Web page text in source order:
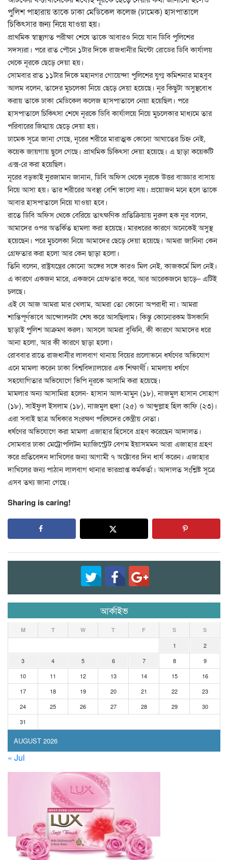
পুলিশ পাহারায় তাকে ঢাকা মেডিকেল কলেজ (ঢামেক) হাসপাতালে
চিকিৎসার জন্য নিয়ে যাওয়া হয়।
প্রাথমিক স্বাস্থ্যগত পরীক্ষা শেষে তাকে আবারও নিয়ে যান ডিবি পুলিশের
সদস্যরা। পরে রাত পৌনে ১টার দিকে রাজধানীর মিন্টো রোডের ডিবি কার্যালয়
থেকে নূরকে ছেড়ে দেয়া হয়।
সোমবার রাত ১১টার দিকে মহানগর গোয়েন্দা পুলিশের যুগ্ম কমিশনার মাহবুব
আলম বলেন, তাদের মুচলেকা নিয়ে ছেড়ে দেয়া হয়েছে। নূর কিছুটা অসুস্থবোধ
করায় তাকে ঢাকা মেডিকেল কলেজ হাসপাতালে নেয়া হয়েছিল। পরে
হাসপাতালে চিকিৎসা শেষে নূরকে ডিবি কার্যালয়ে নিয়ে মুচলেকার মাধ্যমে তার
পরিবারের জিম্মায় ছেড়ে দেয়া হয়।
ঢামেক সূত্রে জানা গেছে, নূরের শরীরে মারাত্মক কোনো আঘাতের চিহ্ন নেই,
কয়েক জায়গায় ছুলে গেছে। প্রাথমিক চিকিৎসা দেয়া হয়েছে। এ ছাড়া কয়েকটি
এক্স-রে করা হয়েছিল।
নূরের বড়ভাই নুরজামান জানান, ডিবি অফিস থেকে নূরকে উত্তর বাড্ডার বাসায়
নিয়ে আসা হয়। তার শরীরের অবস্থা বেশি ভালো নয়। প্রয়োজন মনে হলে তাকে
আবার হাসপাতালে নিয়ে যাওয়া হবে।
রাতে ডিবি অফিস থেকে বেরিয়ে তাৎক্ষণিক প্রতিক্রিয়ায় নুরুল হক নূর বলেন,
আমাদের ওপর অতর্কিত হামলা করা হয়েছে। মারধরের কারণে অনেকেই অসুস্থ
হয়েছেন। পরে মুচলেকা নিয়ে আমাদের ছেড়ে দেয়া হয়েছে। আমরা জানিনা কেন
গ্রেফতার করা হলো আর কেন ছাড়া হলো।
তিনি বলেন, রাষ্ট্রযন্ত্রের কোনো অঙ্গের সঙ্গে কারও মিল নেই, কাজকর্মে মিল নেই।
এ কারণে একজন মারে, একজনে গ্রেফতার করে, আর আরেকজনে ছাড়ে– এটিই
চলছে।
এই যে আজ আমরা মার খেলাম, আমরা তো কোনো অপরাধী না। আমরা
শান্তিপূর্ণভাবে আন্দোলনটা শেষ করে আসছিলাম। কিন্তু কোনোরকম উসকানি
ছাড়াই পুলিশ আক্রমণ করল। আসলে আমরা বুঝিনি, কী কারণে আমাদের ধরে
আনা হলো, আর কী কারণে ছাড়া হলো।
রোববার রাতে রাজধানীর লালবাগ থানায় বিয়ের প্রলোভনে ধর্ষণের অভিযোগ
এনে মামলা করেন ঢাকা বিশ্ববিদ্যালয়ের এক শিক্ষার্থী। মামলায় ধর্ষণে
সহযোগিতার অভিযোগে ভিপি নূরকে আসামি করা হয়েছে।
মামলার অন্য আসামিরা হলেন- হাসান আল-মামুন (১৮), নাজমুল হাসান সোহাগ
(১৮), সাইফুল ইসলাম (১৮), নাজমুল হুদা (২৫) ও আব্দুল্লাহ হিল কাফি (২৩)।
এরা সবাই ছাত্র অধিকার সংরক্ষণ পরিষদের কেন্ত্রীয় নেতা।
ধর্ষণের অভিযোগে করা মামলা এজাহার হিসেবে গ্রহণ করেছেন আদালত।
সোমবার ঢাকা মেট্রোপলিটন ম্যাজিস্ট্রেট বেগম ইয়াসমমন আরা এজাহার গ্রহণ
করে প্রতিবেদন দাখিলের জন্য আগামী ৭ অক্টোবর দিন ধার্য করেন। এজাহার
দাখিলের জন্য পাঠান লালবাগ থানার ভারপ্রাপ্ত কর্মকর্তা। আদালত সংশ্লিষ্ট সূত্রে
এসব তথ্য জানা গেছে।
Sharing is caring!
আর্কাইভ
AUGUST 2026
M T W T F S S
1
2
3
4 5 6 7 8
9
10
11 12 13 14 15
16
17
18 19 20 21 22
23
24
25 26 27 28 29
30
31
« Jul